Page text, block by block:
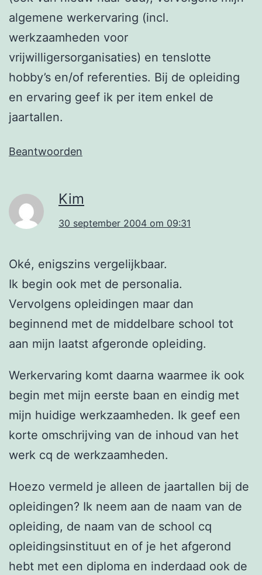
algemene werkervaring (incl.
werkzaamheden voor
vrijwilligersorganisaties) en tenslotte
hobby’s en/of referenties. Bij de opleiding
en ervaring geef ik per item enkel de
jaartallen.
Beantwoorden
Kim
30 september 2004 om 09:31
Oké, enigszins vergelijkbaar.
Ik begin ook met de personalia.
Vervolgens opleidingen maar dan
beginnend met de middelbare school tot
aan mijn laatst afgeronde opleiding.
Werkervaring komt daarna waarmee ik ook
begin met mijn eerste baan en eindig met
mijn huidige werkzaamheden. Ik geef een
korte omschrijving van de inhoud van het
werk cq de werkzaamheden.
Hoezo vermeld je alleen de jaartallen bij de
opleidingen? Ik neem aan de naam van de
opleiding, de naam van de school cq
opleidingsinstituut en of je het afgerond
hebt met een diploma en inderdaad ook de